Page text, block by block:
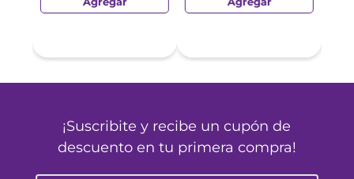
¡Suscribite y recibe un cupón de
descuento en tu primera compra!